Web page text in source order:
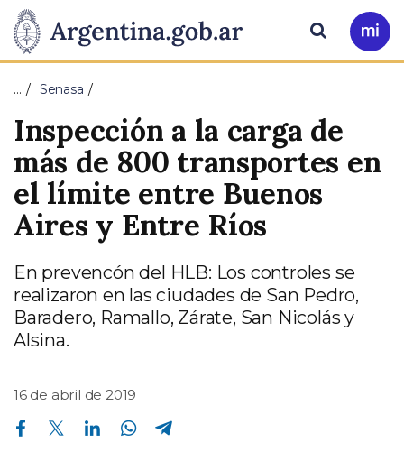
Presidencia
de
la
Nación
Pasar al contenido principal
Ir
a
Buscar
… Senasa
Inspección a la carga de
más de 800 transportes en
el límite entre Buenos
Aires y Entre Ríos
En prevencón del HLB: Los controles se
realizaron en las ciudades de San Pedro,
Baradero, Ramallo, Zárate, San Nicolás y
Alsina.
16 de abril de 2019
Compartir en Facebook Compartir en Twitter Compartir en Linkedin Compartir en Whatsapp